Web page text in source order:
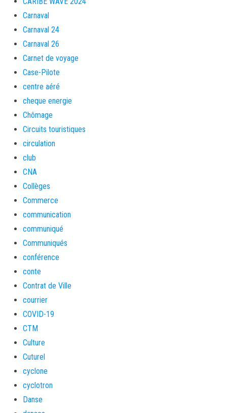
Carnaval
Carnaval 24
Carnaval 26
Carnet de voyage
Case-Pilote
centre aéré
cheque energie
Chômage
Circuits touristiques
circulation
club
CNA
Collèges
Commerce
communication
communiqué
Communiqués
conférence
conte
Contrat de Ville
courrier
COVID-19
CTM
Culture
Cuturel
cyclone
cyclotron
Danse